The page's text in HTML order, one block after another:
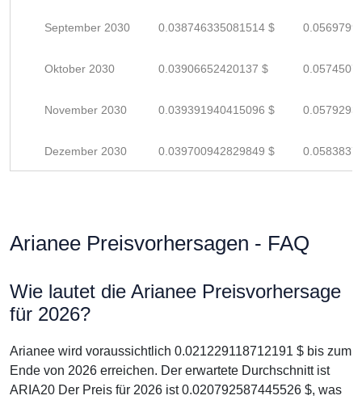
September 2030 0.038746335081514 $
Oktober 2030 0.03906652420137 $
November 2030 0.039391940415096 $
Dezember 2030 0.039700942829849 $
Arianee Preisvorhersagen - FAQ
Wie lautet die Arianee Preisvorhersage
für 2026?
Arianee wird voraussichtlich 0.021229118712191 $ bis zum
Ende von 2026 erreichen. Der erwartete Durchschnitt ist
ARIA20 Der Preis für 2026 ist 0.020792587445526 $, was